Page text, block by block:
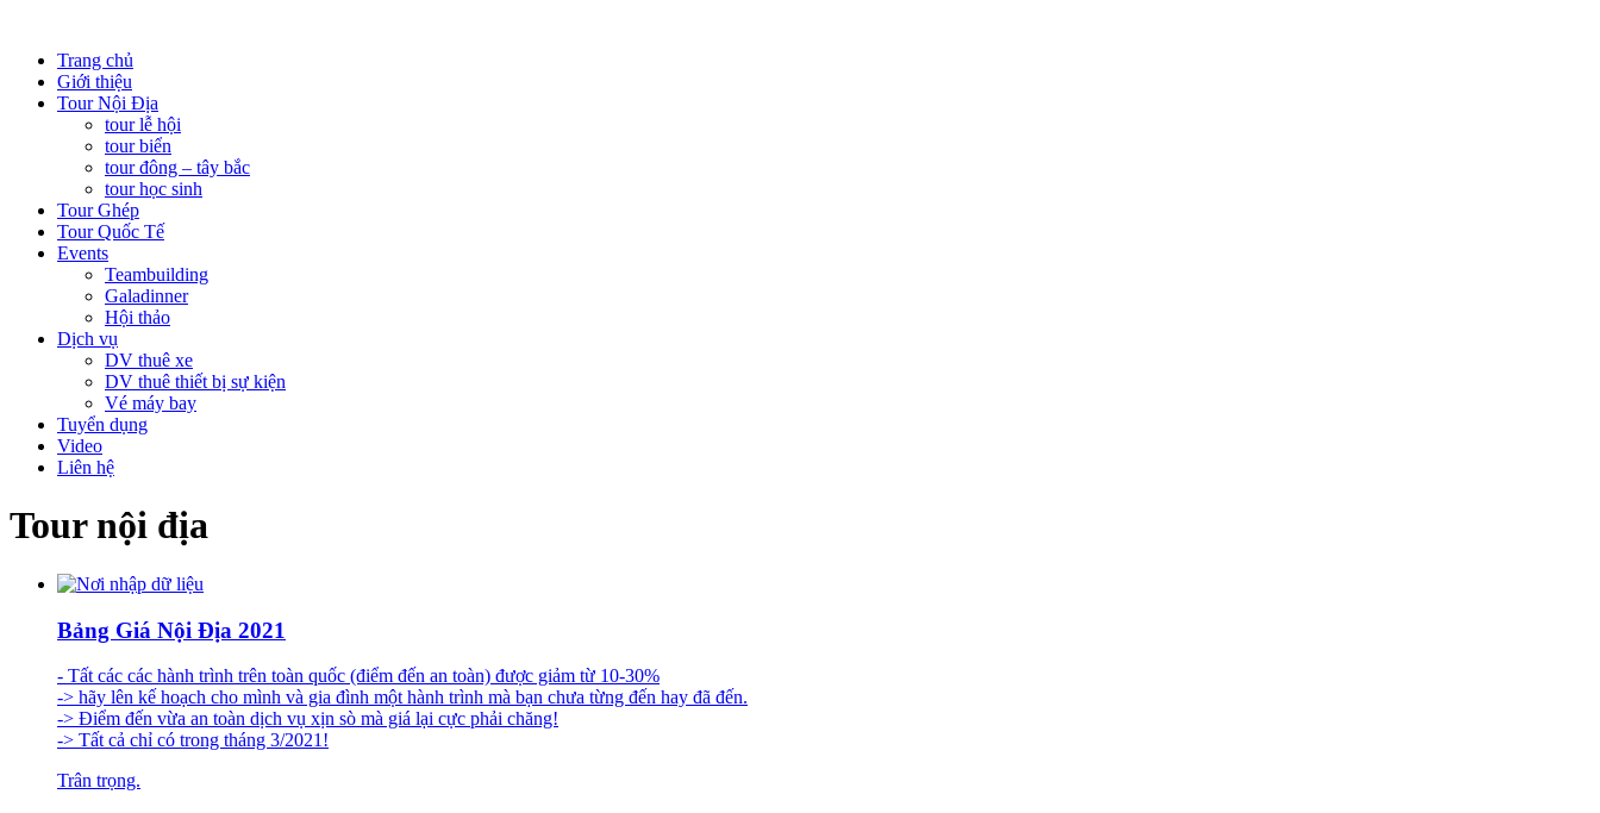
Trang chủ
Giới thiệu
Tour Nội Địa
tour lễ hội
tour biển
tour đông – tây bắc
tour học sinh
Tour Ghép
Tour Quốc Tế
Events
Teambuilding
Galadinner
Hội thảo
Dịch vụ
DV thuê xe
DV thuê thiết bị sự kiện
Vé máy bay
Tuyển dụng
Video
Liên hệ
Tour nội địa
Bảng Giá Nội Địa 2021
- Tất các các hành trình trên toàn quốc (điểm đến an toàn) được giảm từ 10-30%
-> hãy lên kế hoạch cho mình và gia đình một hành trình mà bạn chưa từng đến hay đã đến.
-> Điểm đến vừa an toàn dịch vụ xịn sò mà giá lại cực phải chăng!
-> Tất cả chỉ có trong tháng 3/2021!
Trân trọng.